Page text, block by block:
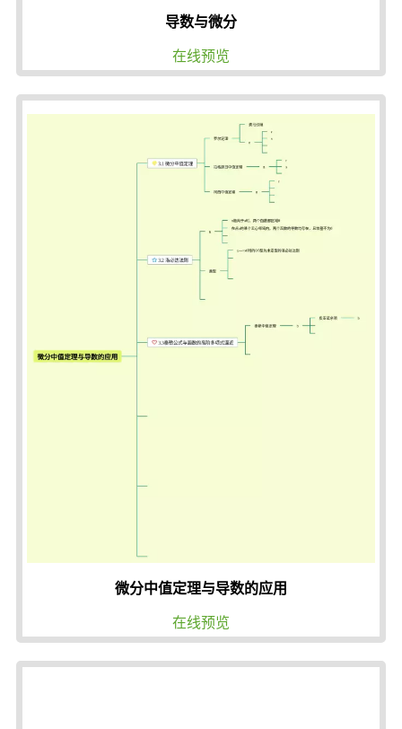
导数与微分
在线预览
微分中值定理与导数的应用
在线预览